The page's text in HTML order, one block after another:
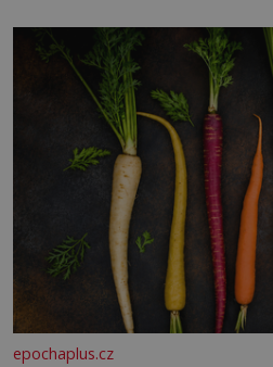
Je to opravdu tak, s věkem
rozhodla stávkovat. Cvičte
epochaplus.cz